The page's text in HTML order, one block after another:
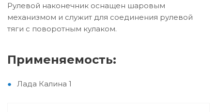
Рулевой наконечник оснащен шаровым
механизмом и служит для соединения рулевой
тяги с поворотным кулаком.
Применяемость:
Лада Калина 1